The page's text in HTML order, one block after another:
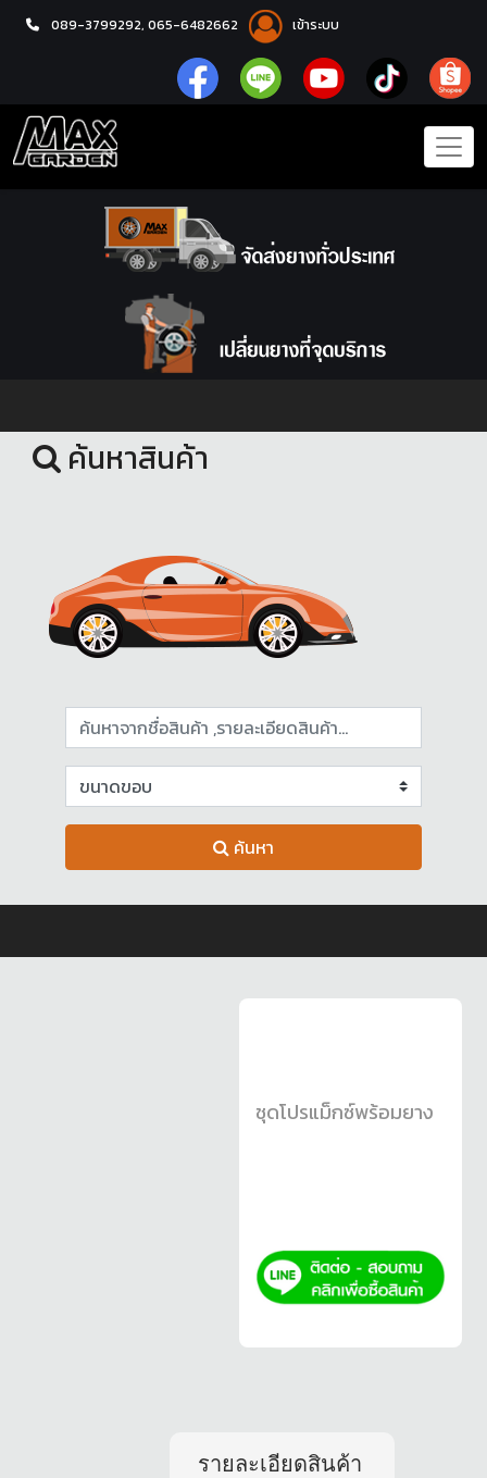
089-3799292, 065-6482662 เข้าระบบ
หน้าแรก
ค้นหาสินค้า
ค้นหา
ชุดโปรแม็กซ์พร้อมยาง
รายละเอียดสินค้า